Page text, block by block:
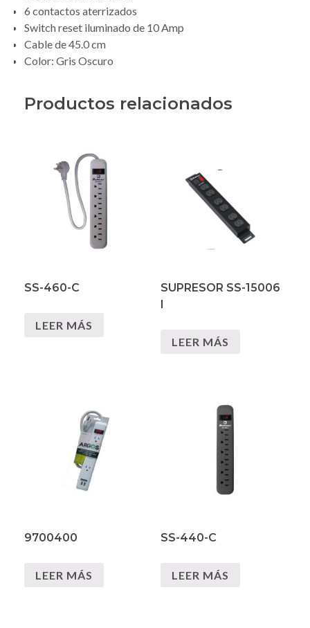
6 contactos aterrizados
Switch reset iluminado de 10 Amp
Cable de 45.0 cm
Color: Gris Oscuro
Productos relacionados
SS-460-C
LEER MÁS
SUPRESOR SS-15006
I
LEER MÁS
9700400
LEER MÁS
SS-440-C
LEER MÁS